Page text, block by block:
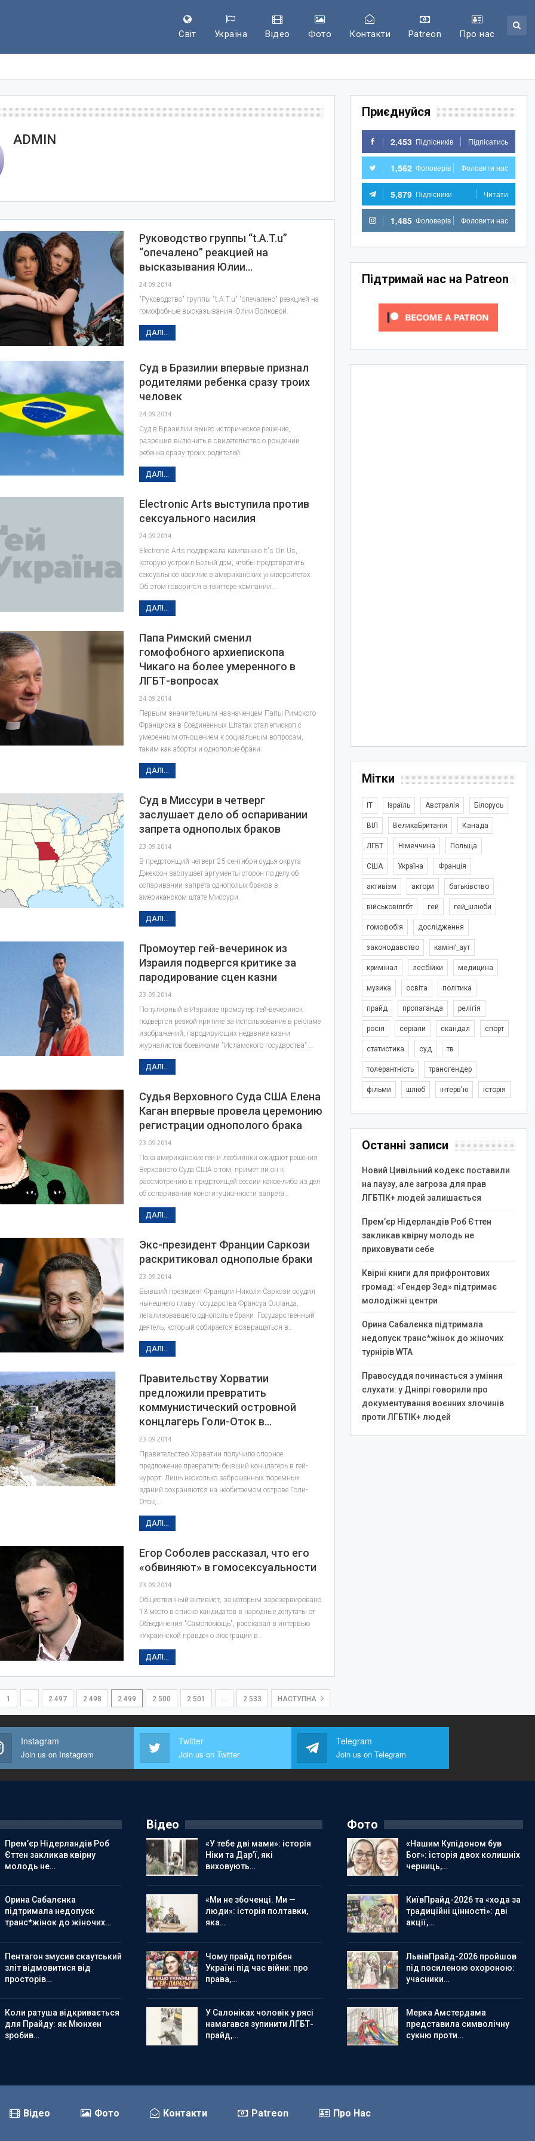
Світ Україна Відео Фото Контакти Patreon Про нас
ADMIN
Руководство группы “t.A.T.u”
“опечалено” реакцией на
высказывания Юлии…
24.09.2014
"Руководство" группы "t.A.T.u" "опечалено" реакцией на
гомофобные высказывания Юлии Волковой.
ДАЛІ...
Суд в Бразилии впервые признал
родителями ребенка сразу троих
человек
24.09.2014
Суд в Бразилии вынес историческое решение,
разрешив включить в свидетельство о рождении
ребенка сразу троих родителей.
ДАЛІ...
Electronic Arts выступила против
сексуального насилия
24.09.2014
Electronic Arts поддержала кампанию It's On Us,
которую устроил Белый дом, чтобы предотвратить
сексуальное насилие в американских университетах.
Об этом говорится в твиттере компании.…
ДАЛІ...
Папа Римский сменил
гомофобного архиепископа
Чикаго на более умеренного в
ЛГБТ-вопросах
24.09.2014
Первым значительным назначенцем Папы Римского
Франциска в Соединенных Штатах стал епископ с
умеренным отношением к социальным вопросам,
таким как аборты и однополые браки.
ДАЛІ...
Суд в Миссури в четверг
заслушает дело об оспаривании
запрета однополых браков
23.09.2014
В предстоящий четверг 25 сентября судья округа
Джексон заслушает аргументы сторон по делу об
оспаривании запрета однополых браков в
американском штате Миссури.
ДАЛІ...
Промоутер гей-вечеринок из
Израиля подвергся критике за
пародирование сцен казни
23.09.2014
Популярный в Израиле промоутер гей-вечеринок
подвергся резкой критике за использование в рекламе
изображений, пародирующих недавние казни
журналистов боевиками "Исламского государства".…
ДАЛІ...
Судья Верховного Суда США Елена
Каган впервые провела церемонию
регистрации однополого брака
23.09.2014
Пока американские геи и лесбиянки ожидают решения
Верховного Суда США о том, примет ли он к
рассмотрению в предстоящей сессии какое-либо из дел
об оспаривании конституционности запрета…
ДАЛІ...
Экс-президент Франции Саркози
раскритиковал однополые браки
23.09.2014
Бывший президент Франции Николя Саркози осудил
нынешнего главу государства Франсуа Олланда,
легализовавшего однополые браки. Государственный
деятель, который собирается возвращаться в…
ДАЛІ...
Правительству Хорватии
предложили превратить
коммунистический островной
концлагерь Голи-Оток в…
23.09.2014
Правительство Хорватии получило спорное
предложение превратить бывший концлагерь в гей-
курорт. Лишь несколько заброшенных тюремных
зданий сохраняются на необитаемом острове Голи-
Оток,…
ДАЛІ...
Егор Соболев рассказал, что его
«обвиняют» в гомосексуальности
23.09.2014
Общественный активист, за которым зарезервировано
13 место в списке кандидатов в народные депутаты от
Объединения "Самопомощь", рассказал в интервью
«Украинской правде» о люстрации в…
ДАЛІ...
1 … 2 497 2 498 2 499 2 500 2 501 … 2 533 НАСТУПНА
Приєднуйся
2,453 Підпісників Підпісатись
1,562 Фоловерів Фоловити нас
5,879 Підпісники Читати
1,485 Фоловерів Фоловити нас
Підтримай нас на Patreon
Мітки
IT Ізраїль Австралія Білорусь
ВІЛ ВеликаБританія Канада
ЛГБТ Німеччина Польща
США Україна Франція
активізм актори батьківство
військовілгбт гей гей_шлюби
гомофобія дослідження
законодавство камінґ_аут
кримінал лесбійки медицина
музика освіта політика
прайд пропаганда релігія
росія серіали скандал спорт
статистика суд тв
толерантність трансгендер
фільми шлюб інтерв'ю історія
Останні записи
Новий Цивільний кодекс поставили
на паузу, але загроза для прав
ЛГБТІК+ людей залишається
Прем’єр Нідерландів Роб Єттен
закликав квірну молодь не
приховувати себе
Квірні книги для прифронтових
громад: «Гендер Зед» підтримає
молодіжні центри
Орина Сабалєнка підтримала
недопуск транс*жінок до жіночих
турнірів WTA
Правосуддя починається з уміння
слухати: у Дніпрі говорили про
документування воєнних злочинів
проти ЛГБТІК+ людей
Instagram
Join us on Instagram
Twitter
Join us on Twitter
Telegram
Join us on Telegram
Прем’єр Нідерландів Роб
Єттен закликав квірну
молодь не…
Орина Сабалєнка
підтримала недопуск
транс*жінок до жіночих…
Пентагон змусив скаутський
зліт відмовитися від
просторів…
Коли ратуша відкривається
для Прайду: як Мюнхен
зробив…
Відео
«У тебе дві мами»: історія
Ніки та Дар’ї, які
виховують…
«Ми не збоченці. Ми —
люди»: історія полтавки,
яка…
Чому прайд потрібен
Україні під час війни: про
права,…
У Салоніках чоловік у рясі
намагався зупинити ЛГБТ-
прайд,…
Фото
«Нашим Купідоном був
Бог»: історія двох колишніх
черниць,…
КиївПрайд-2026 та «хода за
традиційні цінності»: дві
акції,…
ЛьвівПрайд-2026 пройшов
під посиленою охороною:
учасники…
Мерка Амстердама
представила символічну
сукню проти…
Відео Фото Контакти Patreon Про Нас